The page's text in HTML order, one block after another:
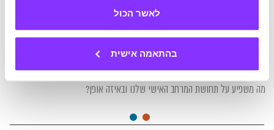
לאשר הכול
בהתאמה אישית
16-12-2024
כמה קרוב זה קרוב מדי?
מה משפיע על תחושת המרחב האישי שלנו ובאיזה אופן?